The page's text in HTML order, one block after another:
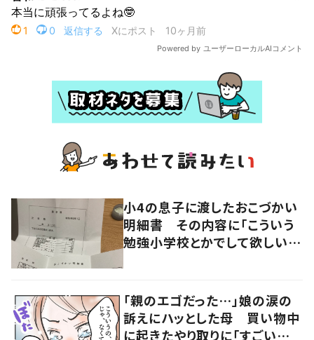
小4の息子に渡したおこづかい
明細書 その内容に「こういう
勉強小学校とかでして欲しい」
「親のエゴだった…」娘の涙の
訴えにハッとした母 買い物中
に起きたやり取りに「すごい分